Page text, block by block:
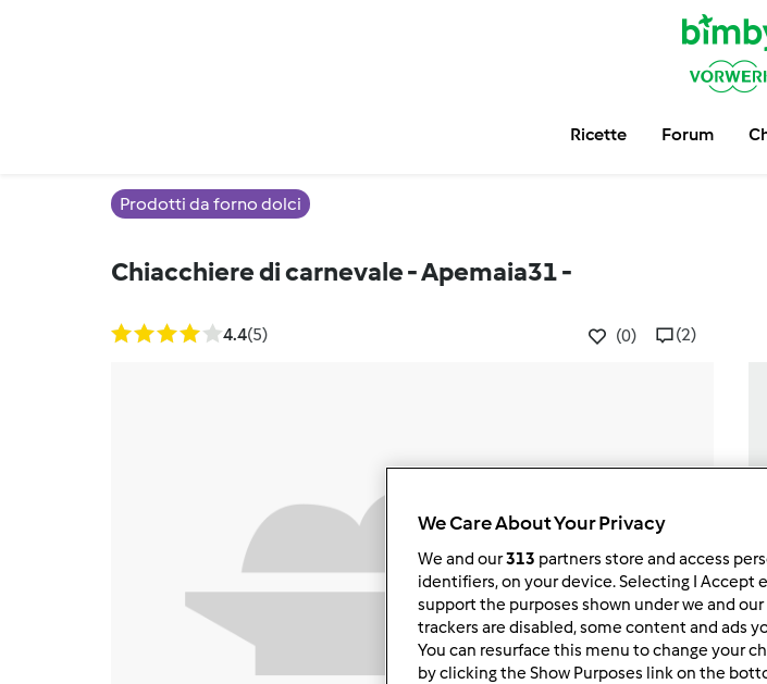
Ricette Forum
Prodotti da forno dolci
Chiacchiere di carnevale - Apemaia31 -
4.4(5) (0) (2)
We Care About Your Privacy
We and our313 partners store and access
identifiers, on your device. Selecting I Accept
support the purposes shown under we and
trackers are disabled, some content and ads
You can resurface this menu to change your
by clicking the Show Purposes link on the